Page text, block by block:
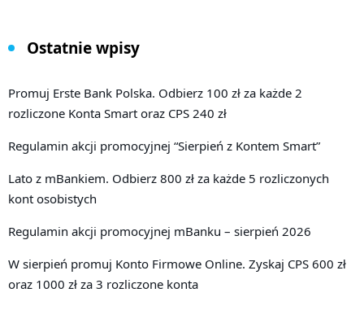
Ostatnie wpisy
Promuj Erste Bank Polska. Odbierz 100 zł za każde 2
rozliczone Konta Smart oraz CPS 240 zł
Regulamin akcji promocyjnej “Sierpień z Kontem Smart”
Lato z mBankiem. Odbierz 800 zł za każde 5 rozliczonych
kont osobistych
Regulamin akcji promocyjnej mBanku – sierpień 2026
W sierpień promuj Konto Firmowe Online. Zyskaj CPS 600 zł
oraz 1000 zł za 3 rozliczone konta